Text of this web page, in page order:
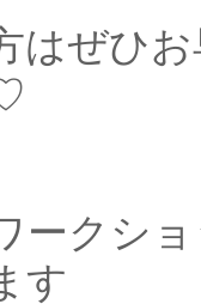
はぜひ
ークシ
す